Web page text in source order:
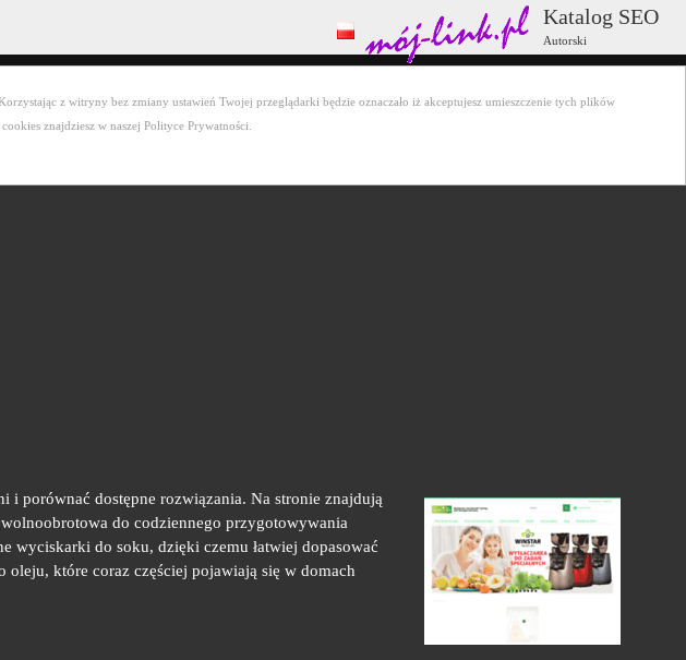
z witryny bez zmiany ustawień Twojej przeglądarki będzie oznaczało iż akceptujesz umieszczenie tych plików
znajdziesz w naszej Polityce Prywatności.
Katalog SEO
Autorski
i porównać dostępne rozwiązania. Na stronie znajdują
do codziennego przygotowywania
wyciskarki do soku, dzięki czemu łatwiej dopasować
które coraz częściej pojawiają się w domach